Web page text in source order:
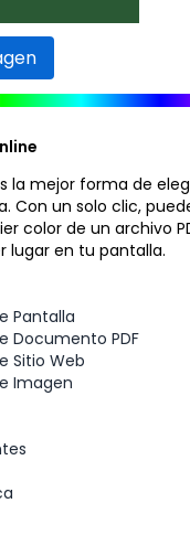
la mejor forma de
Con un solo clic,
color de un archivo
lugar en tu pantalla.
Pantalla
Documento PDF
Sitio Web
Imagen